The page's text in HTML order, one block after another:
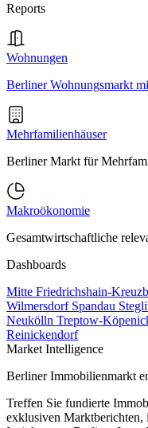
Reports
Wohnungen
Berliner Wohnungsmarkt
Mehrfamilienhäuser
Berliner Markt für
Makroökonomie
Gesamtwirtschaftliche
Dashboards
Mitte Friedrichshain-
Wilmersdorf Spandau
Neukölln Treptow-
Reinickendorf
Market Intelligence
Berliner Immobilienmarkt
Treffen Sie fundierte
exklusiven Marktberichten,